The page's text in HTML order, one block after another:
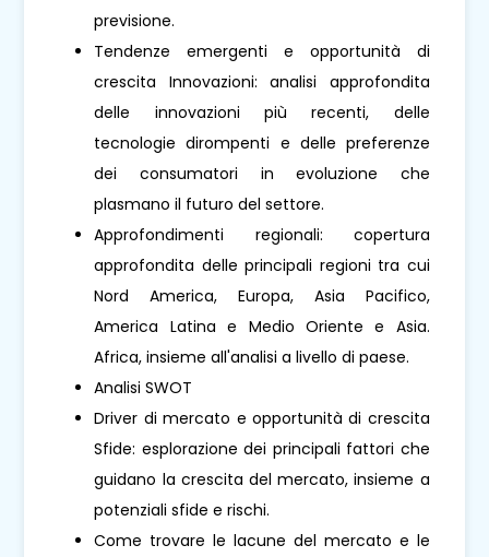
previsione.
Tendenze emergenti e opportunità di
crescita Innovazioni: analisi approfondita
delle innovazioni più recenti, delle
tecnologie dirompenti e delle preferenze
dei consumatori in evoluzione che
plasmano il futuro del settore.
Approfondimenti regionali: copertura
approfondita delle principali regioni tra cui
Nord America, Europa, Asia Pacifico,
America Latina e Medio Oriente e Asia.
Africa, insieme all'analisi a livello di paese.
Analisi SWOT
Driver di mercato e opportunità di crescita
Sfide: esplorazione dei principali fattori che
guidano la crescita del mercato, insieme a
potenziali sfide e rischi.
Come trovare le lacune del mercato e le